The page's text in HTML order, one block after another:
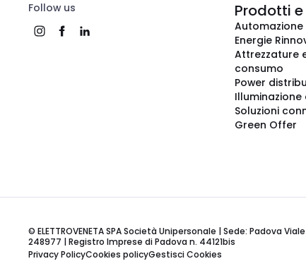
Follow us Prodotti
Energie
Attrezzature
consumo
Power
Soluzioni
Green Offer
© ELETTROVENETA SPA Società Unipersonale | Sede: Padova
248977 | Registro Imprese di Padova n. 44121bis
Privacy PolicyCookies policyGestisci Cookies